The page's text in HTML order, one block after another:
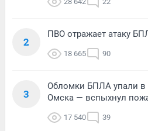
2
ПВО отражает атаку
18 665 90
3
Обломки БПЛА упали в
Омска — вспыхнул
17 540 39